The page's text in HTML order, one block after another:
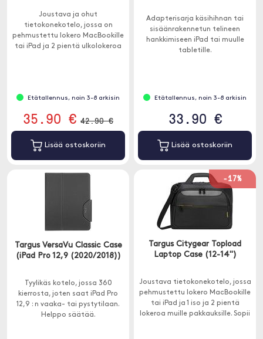
Joustava ja ohut
tietokonekotelo, jossa on
pehmustettu lokero MacBookille
tai iPad ja 2 pientä ulkolokeroa
Etätallennus, noin 3-8 arkisin
35.90 € 42.90 €
Lisää ostoskoriin
Adapterisarja käsihihnan tai
sisäänrakennetun telineen
hankkimiseen iPad tai muulle
tabletille.
Etätallennus, noin 3-8 arkisin
33.90 €
Lisää ostoskoriin
Targus VersaVu Classic Case
(iPad Pro 12,9 (2020/2018))
Tyylikäs kotelo, jossa 360
kierrosta, joten saat iPad Pro
12,9 : n vaaka- tai pystytilaan.
Helppo säätää.
-17%
Targus Citygear Topload
Laptop Case (12-14")
Joustava tietokonekotelo, jossa
pehmustettu lokero MacBookille
tai iPad ja 1 iso ja 2 pientä
lokeroa muille pakkauksille. Sopii